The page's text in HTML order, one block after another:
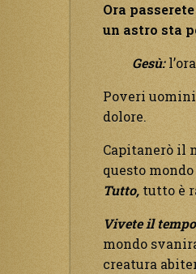
Ora
un astro sta
Gesù:
Poveri
dolore.
Capitanerò il
questo
Tutto, tutto è
Vivete il
mondo
creatura